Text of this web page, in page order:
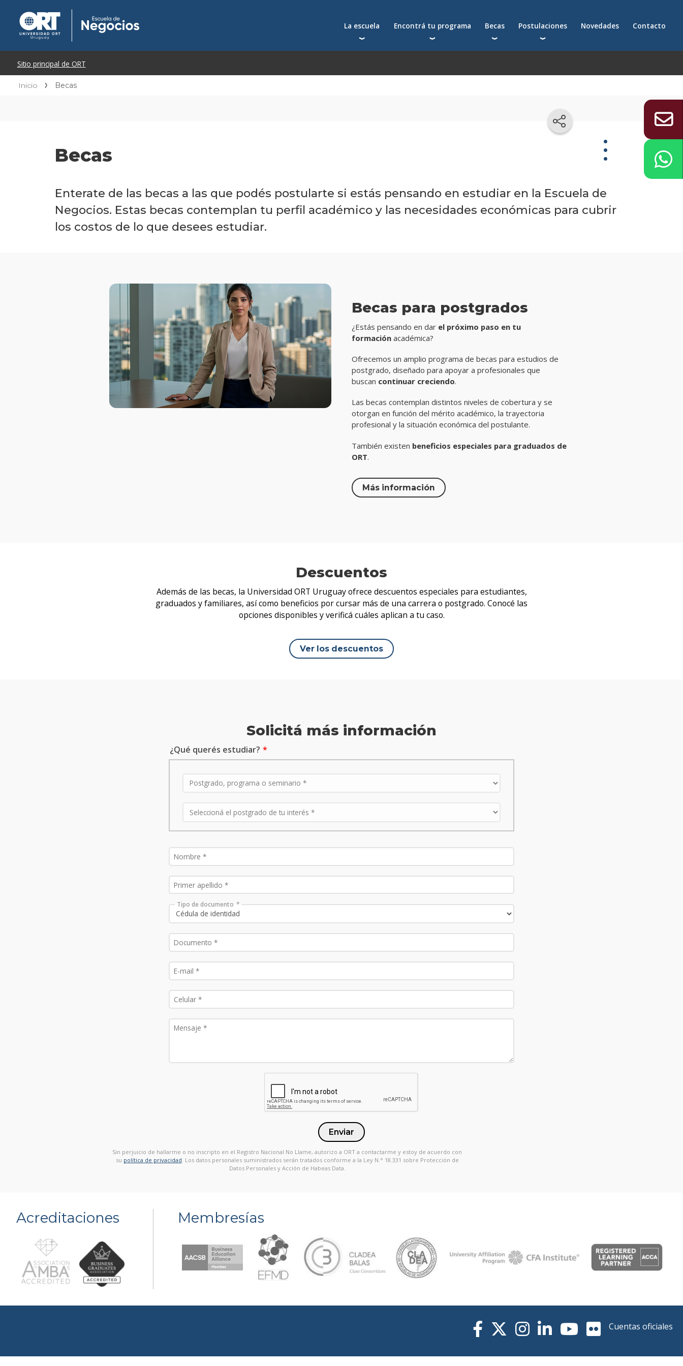
La escuela
Qué nos distingue
Encontrá tu programa
Postgrados
Becas
Becas para postgrados
Postulaciones
Cómo postularte a un postgrado
Novedades Contacto
Inicio Becas
Becas
Becas
Becas
Enterate de las becas a las que podés postularte si estás pensando en estudiar en la Escuela de
Negocios. Estas becas contemplan tu perfil académico y las necesidades económicas para cubrir
los costos de lo que desees estudiar.
Becas para postgrados
¿Estás pensando en dar el próximo paso en tu
formación académica?
Ofrecemos un amplio programa de becas para estudios de
postgrado, diseñado para apoyar a profesionales que
buscan continuar creciendo.
Las becas contemplan distintos niveles de cobertura y se
otorgan en función del mérito académico, la trayectoria
profesional y la situación económica del postulante.
También existen beneficios especiales para graduados de
ORT.
Más información
Descuentos
Además de las becas, la Universidad ORT Uruguay ofrece descuentos especiales para estudiantes,
graduados y familiares, así como beneficios por cursar más de una carrera o postgrado. Conocé las
opciones disponibles y verificá cuáles aplican a tu caso.
Ver los descuentos
Solicitá más información
¿Qué querés estudiar?
Tipo de documento
Enviar
Sin perjuicio de hallarme o no inscripto en el Registro Nacional No Llame, autorizo a ORT a contactarme y estoy de acuerdo con
su política de privacidad. Los datos personales suministrados serán tratados conforme a la Ley N.° 18.331 sobre Protección de
Datos Personales y Acción de Habeas Data.
Acreditaciones Membresías
Cuentas oficiales